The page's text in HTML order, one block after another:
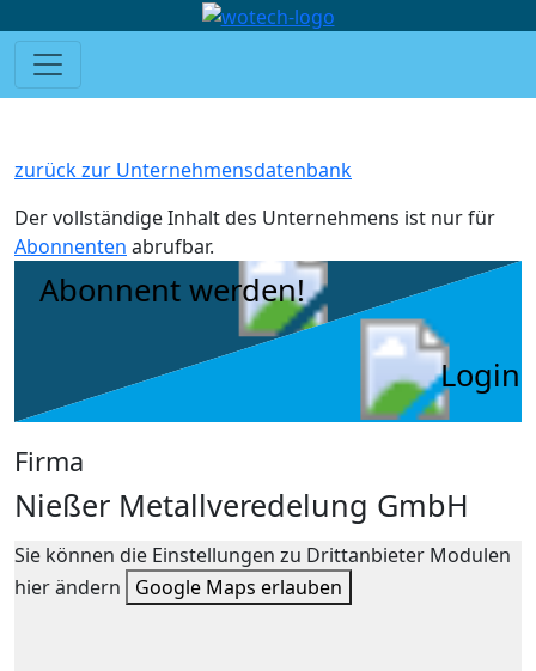
zurück zur Unternehmensdatenbank
Der vollständige Inhalt des Unternehmens ist nur für
Abonnenten abrufbar.
Abonnent werden!
Login
Firma
Nießer Metallveredelung GmbH
Sie können die Einstellungen zu Drittanbieter Modulen
hier ändern
Google Maps erlauben